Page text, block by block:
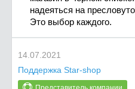
надеяться на
Это выбор каждого.
14.07.2021
Поддержка Star-shop